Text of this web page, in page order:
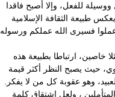
ووسيلة للفعل، وإلا أصبح فاقدا
طبيعة الثقافة الإسلامية
فسيرى الله عملكم ورسوله
خاصين، ارتباطا بطبيعة هذه
حيث يصبح النظر أكثر قيمة
وهو عقوبة كل من لا يفكر.